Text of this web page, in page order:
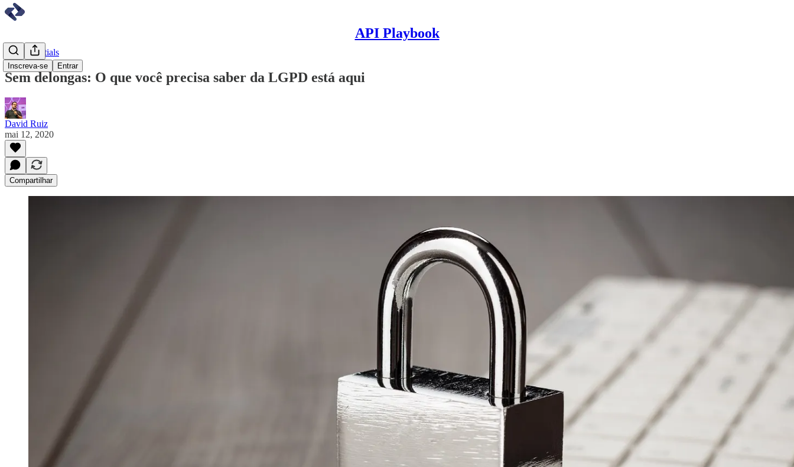
API Playbook
Inscreva-se Entrar
API Essentials
Sem delongas: O que você precisa saber da LGPD está aqui
David Ruiz
mai 12, 2020
Compartilhar